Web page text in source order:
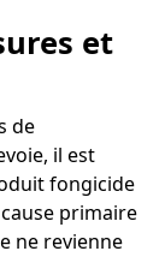
et
de
il est
fongicide
primaire
ne revienne